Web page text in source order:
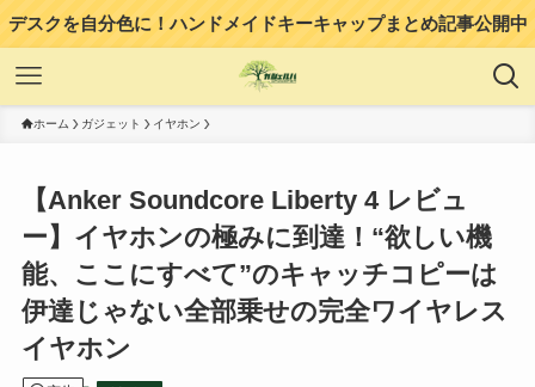
デスクを自分色に！ハンドメイドキーキャップまとめ記事公開中
ホーム ガジェット イヤホン
【Anker Soundcore Liberty 4 レビュ
ー】イヤホンの極みに到達！“欲しい機
能、ここにすべて”のキャッチコピーは
伊達じゃない全部乗せの完全ワイヤレス
イヤホン